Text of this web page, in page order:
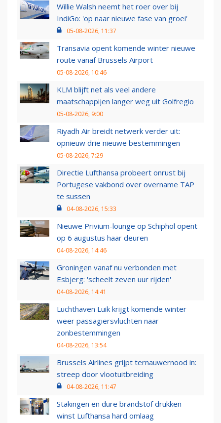
Willie Walsh neemt het roer over bij
IndiGo: 'op naar nieuwe fase van groei'
05-08-2026, 11:37
Transavia opent komende winter nieuwe
route vanaf Brussels Airport
05-08-2026, 10:46
KLM blijft net als veel andere
maatschappijen langer weg uit Golfregio
05-08-2026, 9:00
Riyadh Air breidt netwerk verder uit:
opnieuw drie nieuwe bestemmingen
05-08-2026, 7:29
Directie Lufthansa probeert onrust bij
Portugese vakbond over overname TAP
te sussen
04-08-2026, 15:33
Nieuwe Privium-lounge op Schiphol opent
op 6 augustus haar deuren
04-08-2026, 14:46
Groningen vanaf nu verbonden met
Esbjerg: 'scheelt zeven uur rijden'
04-08-2026, 14:41
Luchthaven Luik krijgt komende winter
weer passagiersvluchten naar
zonbestemmingen
04-08-2026, 13:54
Brussels Airlines grijpt ternauwernood in:
streep door vlootuitbreiding
04-08-2026, 11:47
Stakingen en dure brandstof drukken
winst Lufthansa hard omlaag